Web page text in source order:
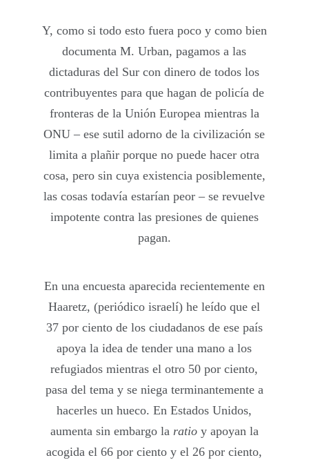
Y, como si todo esto fuera poco y como bien
documenta M. Urban, pagamos a las
dictaduras del Sur con dinero de todos los
contribuyentes para que hagan de policía de
fronteras de la Unión Europea mientras la
ONU – ese sutil adorno de la civilización se
limita a plañir porque no puede hacer otra
cosa, pero sin cuya existencia posiblemente,
las cosas todavía estarían peor – se revuelve
impotente contra las presiones de quienes
pagan.
En una encuesta aparecida recientemente en
Haaretz, (periódico israelí) he leído que el
37 por ciento de los ciudadanos de ese país
apoya la idea de tender una mano a los
refugiados mientras el otro 50 por ciento,
pasa del tema y se niega terminantemente a
hacerles un hueco. En Estados Unidos,
aumenta sin embargo la ratioy apoyan la
acogida el 66 por ciento y el 26 por ciento,